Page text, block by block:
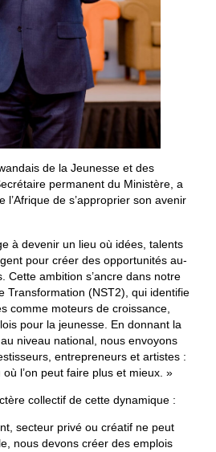
de la Jeunesse et des
permanent du Ministère, a
l’Afrique de s’approprier son avenir
à devenir un lieu où idées, talents
pour créer des opportunités au-
Cette ambition s’ancre dans notre
Transformation (NST2), qui identifie
comme moteurs de croissance,
pour la jeunesse. En donnant la
niveau national, nous envoyons
entrepreneurs et artistes :
l’on peut faire plus et mieux. »
collectif de cette dynamique :
secteur privé ou créatif ne peut
nous devons créer des emplois